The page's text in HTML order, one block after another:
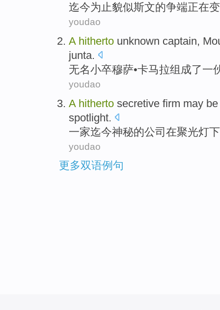
迄今为止貌似斯文的争端正在
youdao
A hitherto unknown captain,
junta.
无名小卒穆萨•卡马拉组成了一
youdao
A hitherto secretive firm may
spotlight.
一家迄今神秘的公司 在聚光灯下
youdao
更多双语例句